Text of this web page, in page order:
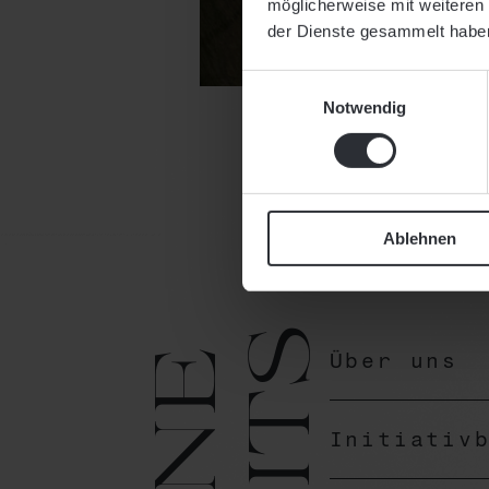
möglicherweise mit
der Dienste gesammelt
Notwendig
Ablehnen
fitsÜber uns